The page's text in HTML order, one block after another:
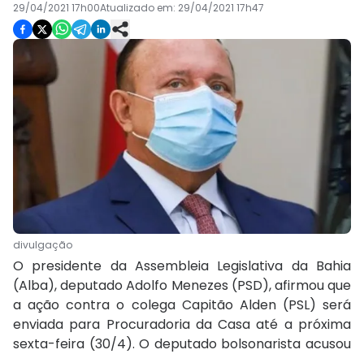
29/04/2021 17h00Atualizado em: 29/04/2021 17h47
divulgação
O presidente da Assembleia Legislativa da Bahia
(Alba), deputado Adolfo Menezes (PSD), afirmou que
a ação contra o colega Capitão Alden (PSL) será
enviada para Procuradoria da Casa até a próxima
sexta-feira (30/4). O deputado bolsonarista acusou